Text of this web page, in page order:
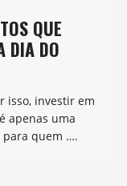
QUE
DIA DO
isso, investir em
apenas uma
para quem ….